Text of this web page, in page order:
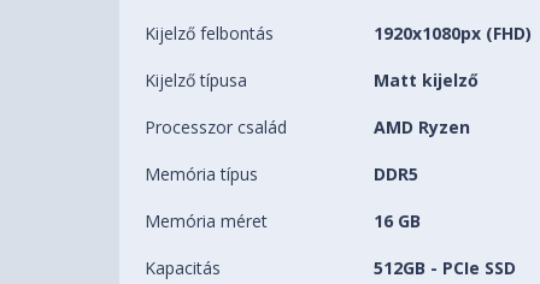
Kijelző felbontás 1920x1080px (FHD)
Kijelző típusa Matt kijelző
Processzor család AMD Ryzen
Memória típus DDR5
Memória méret 16 GB
Kapacitás 512GB - PCIe SSD